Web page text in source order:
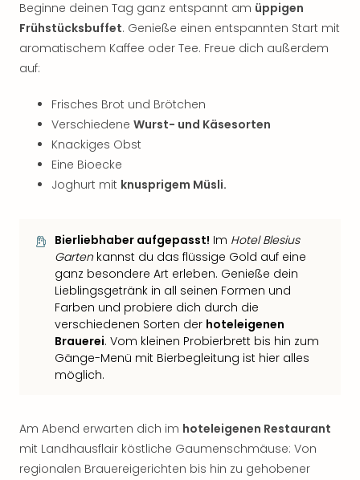
Beginne deinen Tag ganz entspannt am üppigen
Frühstücksbuffet. Genieße einen entspannten Start mit
aromatischem Kaffee oder Tee. Freue dich außerdem
auf:
Frisches Brot und Brötchen
Verschiedene Wurst- und Käsesorten
Knackiges Obst
Eine Bioecke
Joghurt mit knusprigem Müsli.
Bierliebhaber aufgepasst! Im Hotel Blesius
Garten kannst du das flüssige Gold auf eine
ganz besondere Art erleben. Genieße dein
Lieblingsgetränk in all seinen Formen und
Farben und probiere dich durch die
verschiedenen Sorten der hoteleigenen
Brauerei. Vom kleinen Probierbrett bis hin zum
Gänge-Menü mit Bierbegleitung ist hier alles
möglich.
Am Abend erwarten dich im hoteleigenen Restaurant
mit Landhausflair köstliche Gaumenschmäuse: Von
regionalen Brauereigerichten bis hin zu gehobener